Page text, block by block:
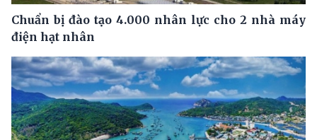
Chuẩn bị đào tạo 4.000 nhân lực cho 2 nhà máy
điện hạt nhân